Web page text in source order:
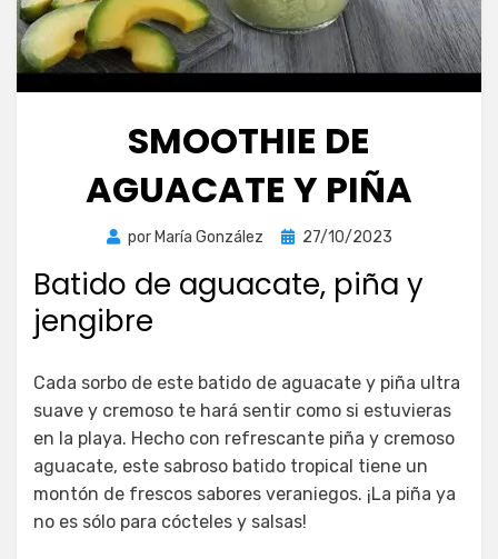
SMOOTHIE DE
AGUACATE Y PIÑA
por María González
Publicada
27/10/2023
Batido de aguacate, piña y
jengibre
Cada sorbo de este batido de aguacate y piña ultra
suave y cremoso te hará sentir como si estuvieras
en la playa. Hecho con refrescante piña y cremoso
aguacate, este sabroso batido tropical tiene un
montón de frescos sabores veraniegos. ¡La piña ya
no es sólo para cócteles y salsas!